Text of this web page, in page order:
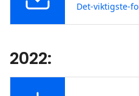
Det-viktigste-
2022: